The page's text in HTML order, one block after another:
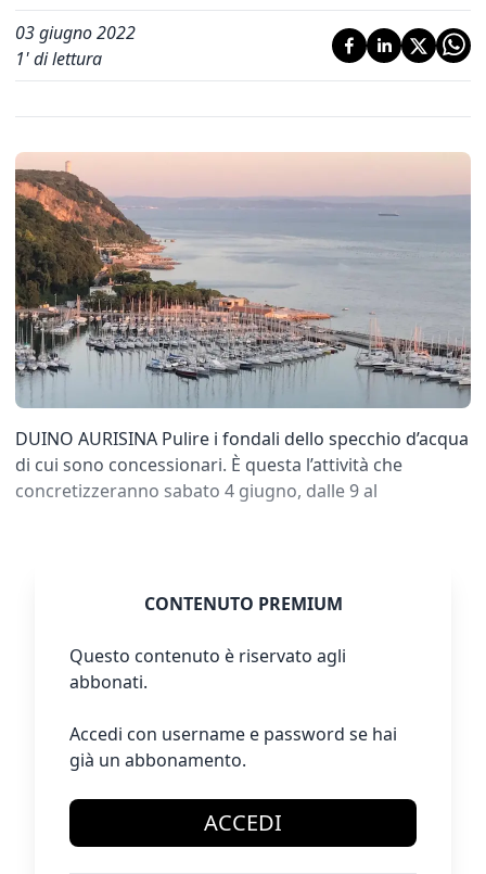
03 giugno 2022
1' di lettura
DUINO AURISINA Pulire i fondali dello specchio d’acqua
di cui sono concessionari. È questa l’attività che
concretizzeranno sabato 4 giugno, dalle 9 al
CONTENUTO PREMIUM
Questo contenuto è riservato agli
abbonati.
Accedi con username e password se hai
già un abbonamento.
ACCEDI